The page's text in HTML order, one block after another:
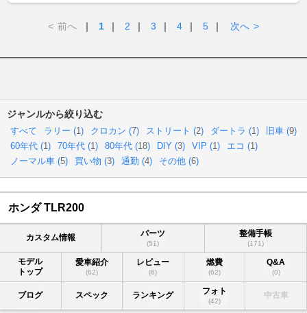
< 前へ ｜ 1 ｜ 2 ｜ 3 ｜ 4 ｜ 5 ｜ 次へ >
ジャンルから絞り込む
すべて ラリー (1) クロカン (7) ストリート (2) ダートラ (1) 旧車 (9)
60年代 (1) 70年代 (1) 80年代 (18) DIY (3) VIP (1) エコ (1)
ノーマル車 (5) 買い物 (3) 通勤 (4) その他 (6)
ホンダ TLR200
カスタム情報 パーツ
(51)
整備手帳
(171)
モデル
トップ
愛車紹介
(62)
レビュー
(6)
燃費
(62)
Q&A
(0)
ブログ スペック ランキング フォト
(42)
中古車